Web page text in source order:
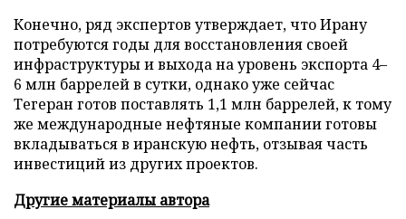
Конечно, ряд экспертов утверждает, что Ирану
потребуются годы для восстановления своей
инфраструктуры и выхода на уровень экспорта 4–
6 млн баррелей в сутки, однако уже сейчас
Тегеран готов поставлять 1,1 млн баррелей, к тому
же международные нефтяные компании готовы
вкладываться в иранскую нефть, отзывая часть
инвестиций из других проектов.
Другие материалы автора